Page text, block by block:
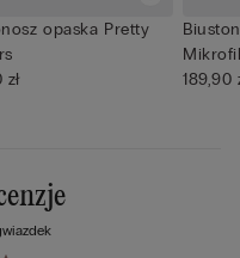
opaska Pretty
zł
189,90